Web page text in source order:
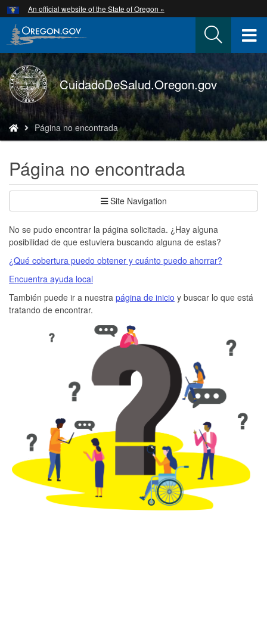
Skip
to
main
content
An official website of the State of Oregon »
Back
to
Home
CuidadoDeSalud.Oregon.gov
are
here:
Página no encontrada
Página no encontrada
Site Navigation
No se pudo encontrar la página solicitada. ¿Hay alguna
posibilidad de que estuviera buscando alguna de estas?
¿Qué cobertura puedo obtener y cuánto puedo ahorrar?
Encuentra ayuda local
También puede ir a nuestra página de inicio y buscar lo que está
tratando de encontrar.
Hidden Submit